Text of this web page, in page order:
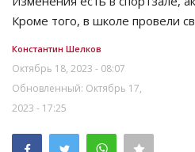
Кроме того, в школе провели
Константин Шелков
Октябрь 18, 2023 - 08:07
Обновленный: Октябрь 17,
2023 - 17:25